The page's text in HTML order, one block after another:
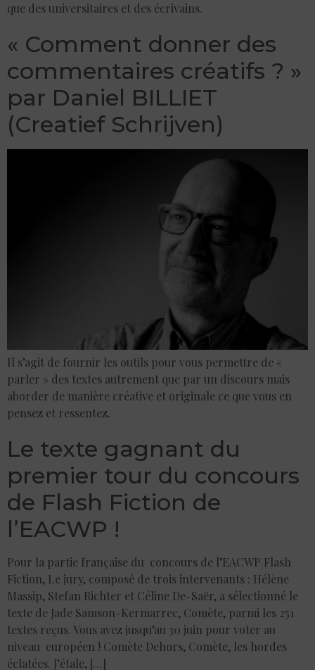
que des universitaires et des écrivains.
« Comment donner des
commentaires créatifs ? »
par Daniel BILLIET
(Creatief Schrijven)
Il s’agit de fournir les outils pour vous permettre de «
parler » des textes autrement que par un discours mais
aborder de manière créative et originale ce que vous en
pensez et ressentez.
Le texte gagnant du
premier tour du concours
de Flash Fiction de
l’EACWP !
Pour la partie française du concours de l’EACWP Flash
Fiction, Le jury, composé de trois intervenants : Hélène
Massip, Stefan Richter et Céline De-Saër, a sélectionné le
texte de Jade Samson-Kermarrec, Comète, parmi les 251
textes reçus. Vous avez jusqu’au 30 juin pour voter au
niveau européen ! Comète Dehors, Comète, les hordes
éclatées. J’étale, […]